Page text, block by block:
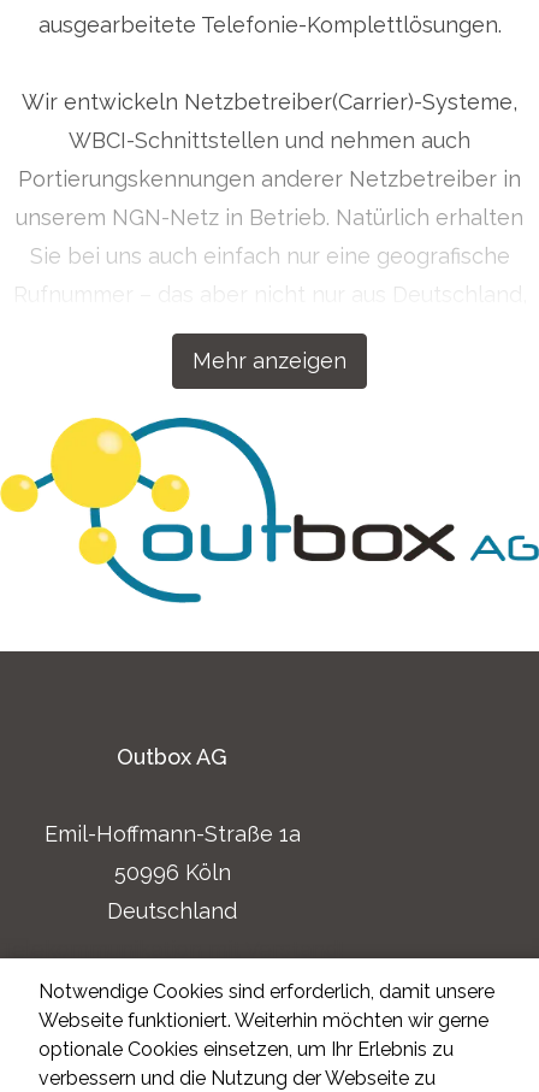
Notwendige Cookies sind erforderlich, damit unsere
Webseite funktioniert. Weiterhin möchten wir gerne
optionale Cookies einsetzen, um Ihr Erlebnis zu
verbessern und die Nutzung der Webseite zu
Mehr anzeigen
ausgearbeitete Telefonie-Komplettlösungen.
Wir entwickeln Netzbetreiber(Carrier)-Systeme,
WBCI-Schnittstellen und nehmen auch
Portierungskennungen anderer Netzbetreiber in
unserem NGN-Netz in Betrieb. Natürlich erhalten
Sie bei uns auch einfach nur eine geografische
Rufnummer – das aber nicht nur aus Deutschland,
sondern auf Wunsch auch aus über 50 Ländern
weltweit. Getreu dem Motto „Wenn wir etwas
unsere Kommunikationslösungen für Ihren Erfolg
konzipiert.
Outbox AG
Emil-Hoffmann-Straße 1a
50996 Köln
Deutschland
Impressum
Datenschutzerklärung